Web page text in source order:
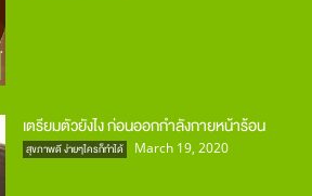
เตรียมตัวยังไง ก่อนออกกำลังกายหน้าร้อน
สุขภาพดี ง่ายๆใครก็ทำได้ March 19, 2020